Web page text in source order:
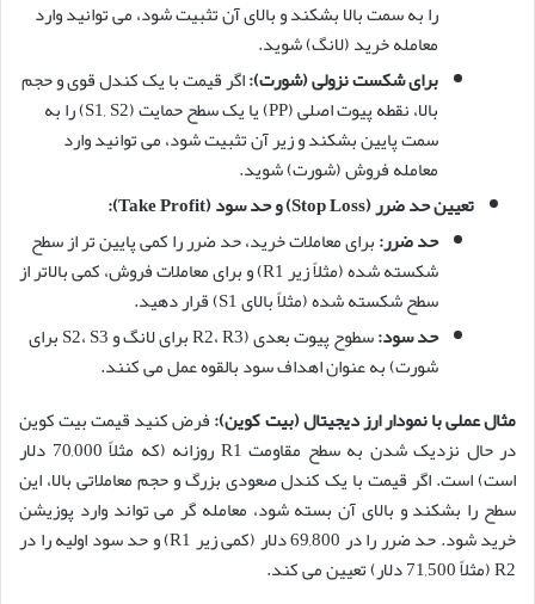
را به سمت بالا بشکند و بالای آن تثبیت شود، می توانید وارد
معامله خرید (لانگ) شوید.
برای شکست نزولی (شورت):اگر قیمت با یک کندل قوی و حجم
بالا، نقطه پیوت اصلی (PP) یا یک سطح حمایت (S1, S2) را به
سمت پایین بشکند و زیر آن تثبیت شود، می توانید وارد
معامله فروش (شورت) شوید.
تعیین حد ضرر (Stop Loss) و حد سود (Take Profit):
حد ضرر:برای معاملات خرید، حد ضرر را کمی پایین تر از سطح
شکسته شده (مثلاً زیر R1) و برای معاملات فروش، کمی بالاتر از
سطح شکسته شده (مثلاً بالای S1) قرار دهید.
حد سود:
سطوح پیوت بعدی (R2، R3 برای لانگ و S2، S3 برای
شورت) به عنوان اهداف سود بالقوه عمل می کنند.
مثال عملی با نمودار ارز دیجیتال (بیت کوین):فرض کنید قیمت بیت کوین
در حال نزدیک شدن به سطح مقاومت R1 روزانه (که مثلاً 70,000 دلار
است) است. اگر قیمت با یک کندل صعودی بزرگ و حجم معاملاتی بالا، این
سطح را بشکند و بالای آن بسته شود، معامله گر می تواند وارد پوزیشن
خرید شود. حد ضرر را در 69,800 دلار (کمی زیر R1) و حد سود اولیه را در
R2 (مثلاً 71,500 دلار) تعیین می کند.